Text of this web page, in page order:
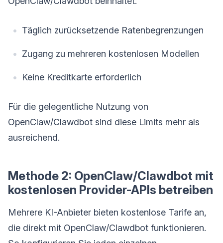
Täglich zurücksetzende Ratenbegrenzungen
Zugang zu mehreren kostenlosen Modellen
Keine Kreditkarte erforderlich
Für die gelegentliche Nutzung von
OpenClaw/Clawdbot sind diese Limits mehr als
ausreichend.
Methode 2: OpenClaw/Clawdbot mit
kostenlosen Provider-APIs betreiben
Mehrere KI-Anbieter bieten kostenlose Tarife an,
die direkt mit OpenClaw/Clawdbot funktionieren.